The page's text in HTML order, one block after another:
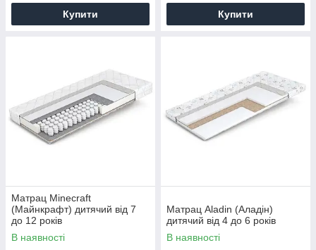
Купити Купити
Матрац Minecraft
(Майнкрафт) дитячий від 7
до 12 років
В наявності
Матрац Aladin (Аладін)
дитячий від 4 до 6 років
В наявності